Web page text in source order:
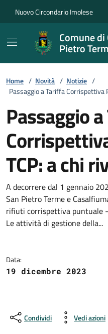
Nuovo Circondario Imolese
Comune di
Pietro
Home / Novità / Notizie /
Passaggio a Tariffa Corrispettiva
Passaggio
TCP: a chi
Dettagli della
A decorrere dal 1 gennaio
San Pietro Terme e
rifiuti corrispettiva puntuale -
Le attività di gestione della...
Data:
19 dicembre 2023
Condividi Vedi azioni